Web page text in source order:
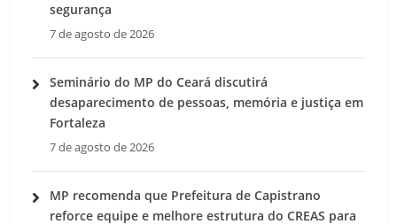
segurança
7 de agosto de 2026
Seminário do MP do Ceará discutirá
desaparecimento de pessoas, memória e justiça em
Fortaleza
7 de agosto de 2026
MP recomenda que Prefeitura de Capistrano
reforce equipe e melhore estrutura do CREAS para